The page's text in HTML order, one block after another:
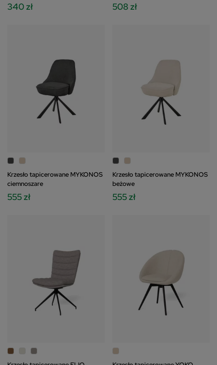
340 zł 508 zł
Krzesło tapicerowane MYKONOS
ciemnoszare
555 zł
Krzesło tapicerowane MYKONOS
beżowe
555 zł